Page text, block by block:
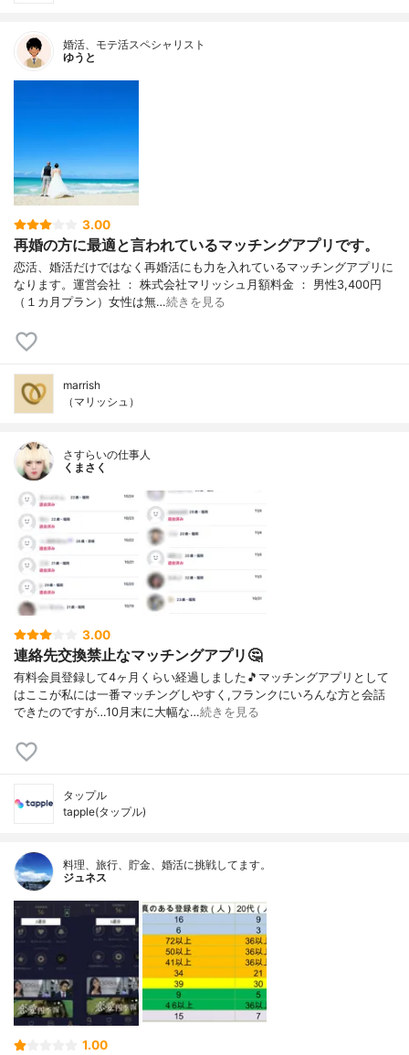
婚活、モテ活スペシャリスト
ゆうと
3.00
再婚の方に最適と言われているマッチングアプリです。
恋活、婚活だけではなく再婚活にも力を入れているマッチングアプリに
なります。運営会社 ： 株式会社マリッシュ月額料金 ： 男性3,400円
（１カ月プラン）女性は無…続きを見る
marrish
（マリッシュ）
さすらいの仕事人
くまさく
3.00
連絡先交換禁止なマッチングアプリ🤔
有料会員登録して4ヶ月くらい経過しました🎵マッチングアプリとして
はここが私には一番マッチングしやすく,フランクにいろんな方と会話
できたのですが…10月末に大幅な…続きを見る
タップル
tapple(タップル)
料理、旅行、貯金、婚活に挑戦してます。
ジュネス
1.00